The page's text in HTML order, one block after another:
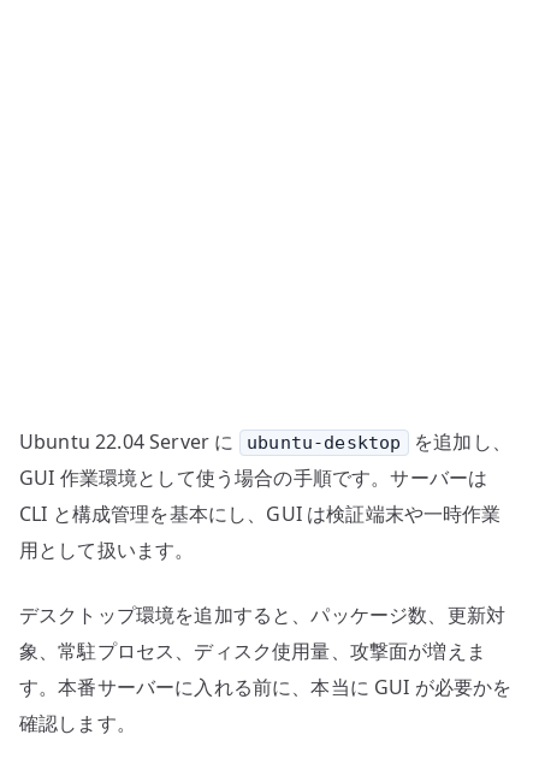
へ
の
Ubuntu 22.04 Server に ubuntu-desktop
を追加し、
GUI 作業環境として使う場合の手順です。サーバーは
CLI と構成管理を基本にし、GUI は検証端末や一時作業
用として扱います。
デスクトップ環境を追加すると、パッケージ数、更新対
象、常駐プロセス、ディスク使用量、攻撃面が増えま
す。本番サーバーに入れる前に、本当に GUI が必要かを
確認します。